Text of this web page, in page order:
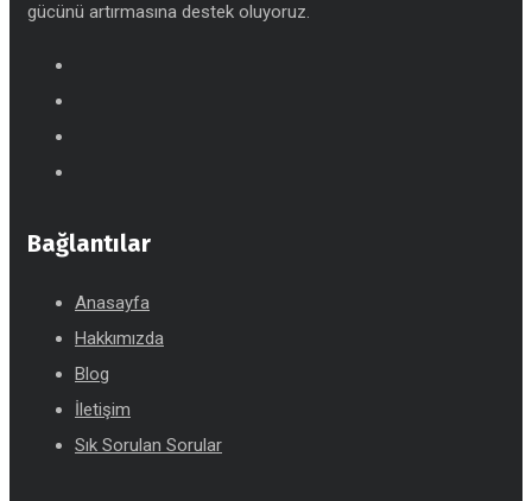
gücünü artırmasına destek oluyoruz.
Bağlantılar
Anasayfa
Hakkımızda
Blog
İletişim
Sık Sorulan Sorular